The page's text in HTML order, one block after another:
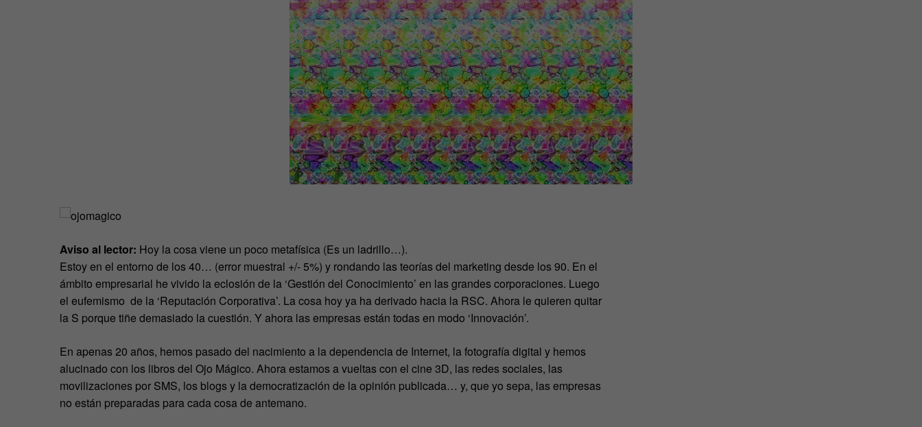
Aviso al lector: Hoy la cosa viene un poco metafísica (Es un ladrillo…).
Estoy en el entorno de los 40… (error muestral +/- 5%) y rondando las teorías del marketing desde los 90. En el
ámbito empresarial he vivido la eclosión de la ‘Gestión del Conocimiento’ en las grandes corporaciones. Luego
el eufemismo de la ‘Reputación Corporativa’. La cosa hoy ya ha derivado hacia la RSC. Ahora le quieren quitar
la S porque tiñe demasiado la cuestión. Y ahora las empresas están todas en modo ‘Innovación’.
En apenas 20 años, hemos pasado del nacimiento a la dependencia de Internet, la fotografía digital y hemos
alucinado con los libros del Ojo Mágico. Ahora estamos a vueltas con el cine 3D, las redes sociales, las
movilizaciones por SMS, los blogs y la democratización de la opinión publicada… y, que yo sepa, las empresas
no están preparadas para cada cosa de antemano.